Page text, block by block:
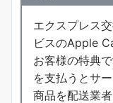
エクスプレス
ビスのApple
お客様の特典
を支払うとサ
商品を配送業